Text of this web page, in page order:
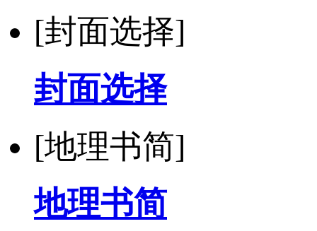
[封面选择]
封面选择
[地理书简]
地理书简